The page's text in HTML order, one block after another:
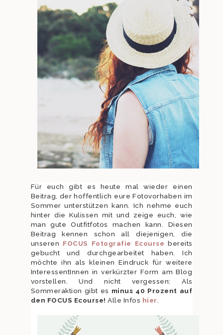
Für euch gibt es heute mal wieder einen
Beitrag, der hoffentlich eure Fotovorhaben im
Sommer unterstützen kann. Ich nehme euch
hinter die Kulissen mit und zeige euch, wie
man gute Outfitfotos machen kann. Diesen
Beitrag kennen schon all diejenigen, die
unseren FOCUS Fotografie Ecourse bereits
gebucht und durchgearbeitet haben. Ich
möchte ihn als kleinen Eindruck für weitere
InteressentInnen in verkürzter Form am Blog
vorstellen. Und nicht vergessen: Als
Sommeraktion gibt es minus 40 Prozent auf
den FOCUS Ecourse! Alle Infos hier